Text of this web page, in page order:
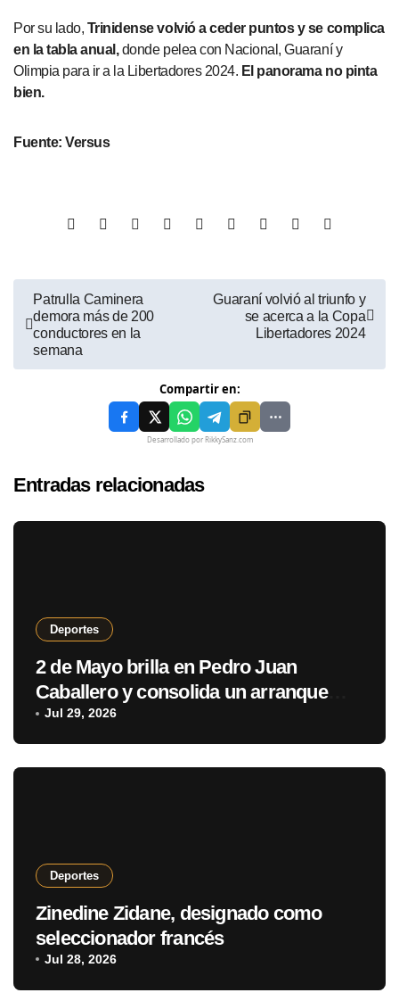
Por su lado, Trinidense volvió a ceder puntos y se complica
en la tabla anual,donde pelea con Nacional, Guaraní y
Olimpia para ir a la Libertadores 2024. El panorama no pinta
bien.
Fuente: Versus
Patrulla Caminera
demora más de 200
conductores en la
semana
Guaraní volvió al triunfo y
se acerca a la Copa
Libertadores 2024
Compartir en:
Desarrollado por RikkySanz.com
Entradas relacionadas
Deportes
2 de Mayo brilla en Pedro Juan
Caballero y consolida un arranque
con puntaje perfecto
Jul 29, 2026
Deportes
Zinedine Zidane, designado como
seleccionador francés
Jul 28, 2026